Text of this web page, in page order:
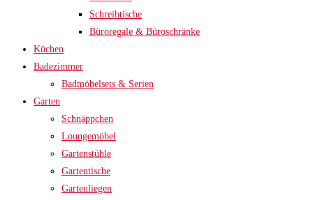
Schreibtische
Büroregale & Büroschränke
Küchen
Badezimmer
Badmöbelsets & Serien
Garten
Schnäppchen
Loungemöbel
Gartenstühle
Gartentische
Gartenliegen